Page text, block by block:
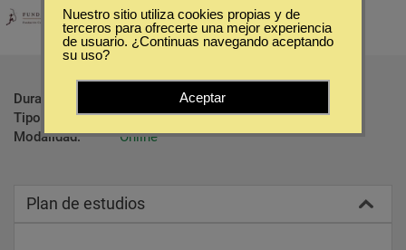
Sociales
Duración:
Tipo:
Diplomados
Modalidad:
Online
Plan de estudios
Nuestro sitio utiliza cookies propias y de
terceros para ofrecerte una mejor experiencia
de usuario. ¿Continuas navegando aceptando
su uso?
Aceptar